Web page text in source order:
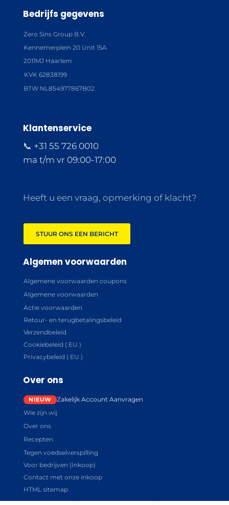
Bedrijfs gegevens
Zero Sins Group B.V.
Kennemerplein 20 Unit 15A
2011MJ Haarlem
KVK 62838199
BTW NL854977867B02
Klantenservice
📞 +31 55 726 0010
ma t/m vr 09:00-17:00
Heeft u een vraag, opmerking of klacht?
STUUR ONS EEN BERICHT
Algemen voorwaarden
Algemene voorwaarden coupons
Algemene voorwaarden
Actie voorwaarden
Retour- en terugbetalingsbeleid
Verzendbeleid
Cookiebeleid ( EU )
Privacybeleid ( EU )
Over ons
Zakelijk Account Aanvragen
Wie zijn wij
Over ons
Recepten
Tegen voedselverspilling
Voor bedrijven (Inkoop)
Contact met onze inkoop
HTML sitemap